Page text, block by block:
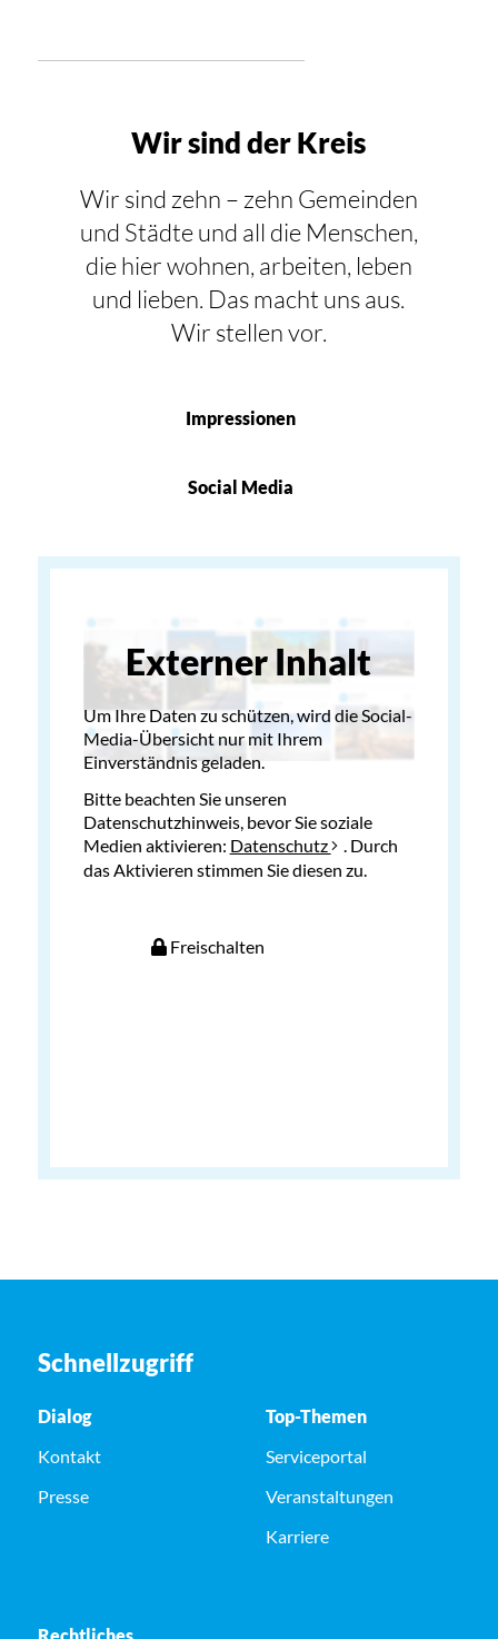
Wir sind der Kreis
Wir sind zehn – zehn Gemeinden
und Städte und all die Menschen,
die hier wohnen, arbeiten, leben
und lieben. Das macht uns aus.
Wir stellen vor.
Impressionen
Social Media
Externer Inhalt
Um Ihre Daten zu schützen, wird die Social-
Media-Übersicht nur mit Ihrem
Einverständnis geladen.
Bitte beachten Sie unseren
Datenschutzhinweis, bevor Sie soziale
Medien aktivieren: Datenschutz
. Durch
das Aktivieren stimmen Sie diesen zu.
Freischalten
Schnellzugriff
Dialog
Kontakt
Presse
Top-Themen
Serviceportal
Veranstaltungen
Karriere